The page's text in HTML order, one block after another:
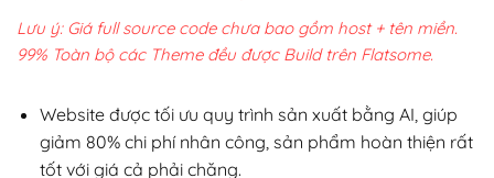
gốc
là:
2,800,000₫.
hiện
tại
899,000₫.
Lưu ý: Giá full source code chưa bao gồm host + tên miền.
99% Toàn bộ các Theme đều được Build trên Flatsome.
Website được tối ưu quy trình sản xuất bằng AI, giúp
giảm 80% chi phí nhân công, sản phẩm hoàn thiện rất
tốt với giá cả phải chăng.